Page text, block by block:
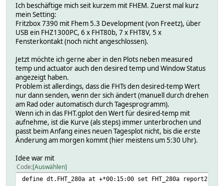
Ich beschäftige mich seit kurzem mit FHEM. Zuerst mal kurz
mein Setting:
Fritzbox 7390 mit Fhem 5.3 Development (von Freetz), über
USB ein FHZ1300PC, 6 x FHT80b, 7 x FHT8V, 5 x
Fensterkontakt (noch nicht angeschlossen).
Jetzt möchte ich gerne aber in den Plots neben measured
temp und actuator auch den desired temp und Window Status
angezeigt haben.
Problem ist allerdings, dass die FHTs den desired-temp Wert
nur dann senden, wenn der sich ändert (manuell durch drehen
am Rad oder automatisch durch Tagesprogramm).
Wenn ich in das FHT.gplot den Wert für desired-temp mit
aufnehme, ist die Kurve (als steps) immer unterbrochen und
passt beim Anfang eines neuen Tagesplot nicht, bis die erste
Änderung am morgen kommt (hier meistens um 5:30 Uhr).
Idee war mit
Code Auswählen
define dt.FHT_280a at +*00:15:00 set FHT_280a report2 8